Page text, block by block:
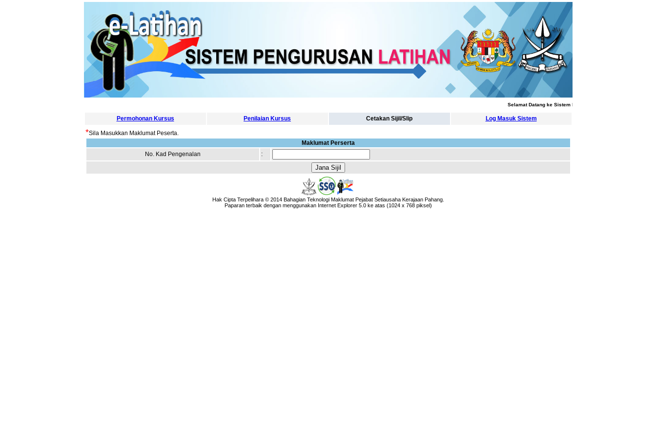
Selamat Datang ke Sistem Pengurusan Latihan
Permohonan Kursus Penilaian Kursus Cetakan Sijil/Slip Log Masuk Sistem
*Sila Masukkan Maklumat Peserta.
Maklumat Perserta
No. Kad Pengenalan
:
Hak Cipta Terpelihara © 2014 Bahagian Teknologi Maklumat Pejabat Setiausaha Kerajaan Pahang.
Paparan terbaik dengan menggunakan Internet Explorer 5.0 ke atas (1024 x 768 piksel)